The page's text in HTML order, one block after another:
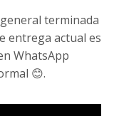
ofertas exclusivas y
terminada
entrega actual es
WhatsApp
😊.